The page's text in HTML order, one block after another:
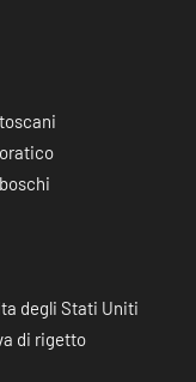
degli Stati Uniti
di rigetto